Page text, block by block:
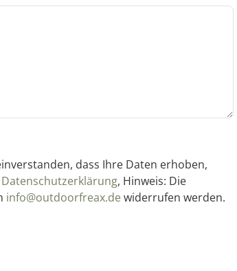
dass Ihre Daten erhoben,
Datenschutzerklärung, Hinweis: Die
info@outdoorfreax.dewiderrufen werden.